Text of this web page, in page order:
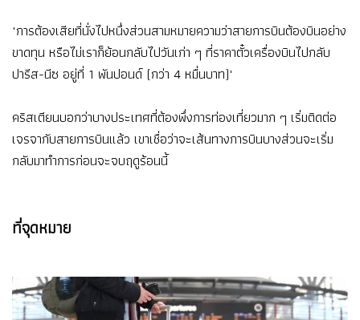
"การต้องเสียที่นั่งไปหนึ่งส่วนสามหมายความว่าสายการบินต้องบินอย่าง
ขาดทุน หรือไม่เราก็ย้อนกลับไปวันเก่า ๆ ที่ราคาตั๋วเครื่องบินไปกลับ
ปารีส-นีซ อยู่ที่ 1 พันปอนด์ (กว่า 4 หมื่นบาท)"
คริสเตียนบอกว่าบางประเทศที่ต้องพึ่งการท่องเที่ยวมาก ๆ เริ่มติดต่อ
เจรจากับสายการบินแล้ว เขาเชื่อว่าจะเส้นทางการบินบางส่วนจะเริ่ม
กลับมาทำการก่อนจะจบฤดูร้อนนี้
ที่จุดหมาย